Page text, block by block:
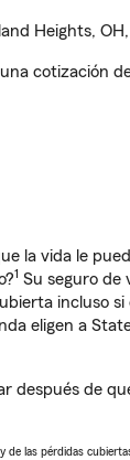
Heights,
cotización
la vida le
1 Su seguro de
incluso si
eligen a
después de
de las pérdidas